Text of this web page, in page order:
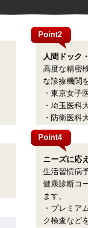
Point2
人間ドック
高度な精密
な診療機関
・東京女子
・埼玉医科
・防衛医
Point4
ニーズに応
生活習慣病
健康診断コ
ます。
・プレミア
ク検査など